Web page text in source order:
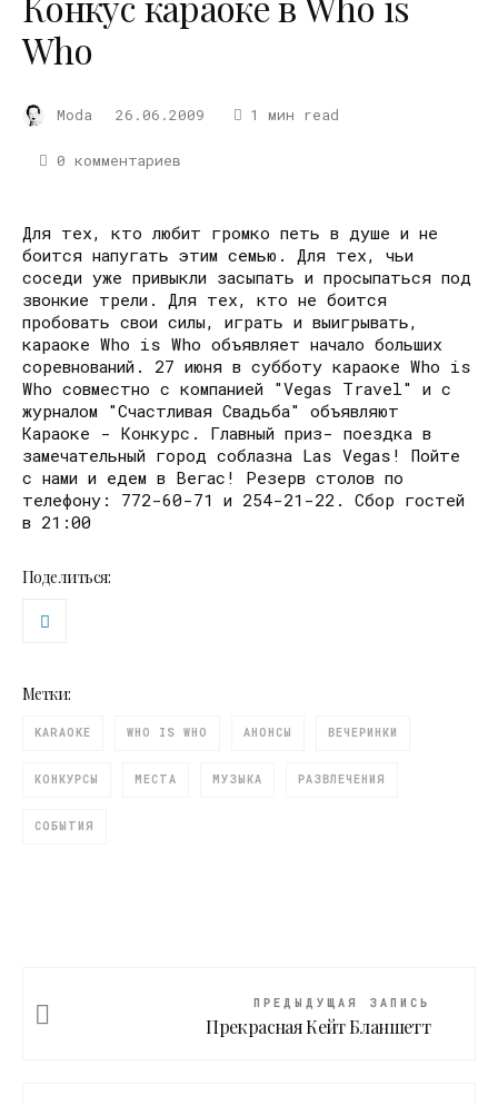
Who
Moda 26.06.2009 1 мин read
0 комментариев
Для тех, кто любит громко петь в душе и не
боится напугать этим семью. Для тех, чьи
соседи уже привыкли засыпать и просыпаться под
звонкие трели. Для тех, кто не боится
пробовать свои силы, играть и выигрывать,
караоке Who is Who объявляет начало больших
соревнований. 27 июня в субботу караоке Who is
Who совместно с компанией "Vegas Travel" и с
журналом "Счастливая Свадьба" объявляют
Караоке - Конкурс. Главный приз- поездка в
замечательный город соблазна Las Vegas! Пойте
с нами и едем в Вегас! Резерв столов по
телефону: 772-60-71 и 254-21-22. Сбор гостей
в 21:00
Поделиться:
Метки:
KARAOKE WHO IS WHO АНОНСЫ ВЕЧЕРИНКИ
КОНКУРСЫ МЕСТА МУЗЫКА РАЗВЛЕЧЕНИЯ
СОБЫТИЯ
ПРЕДЫДУЩАЯ ЗАПИСЬ
Прекрасная Кейт Бланшетт